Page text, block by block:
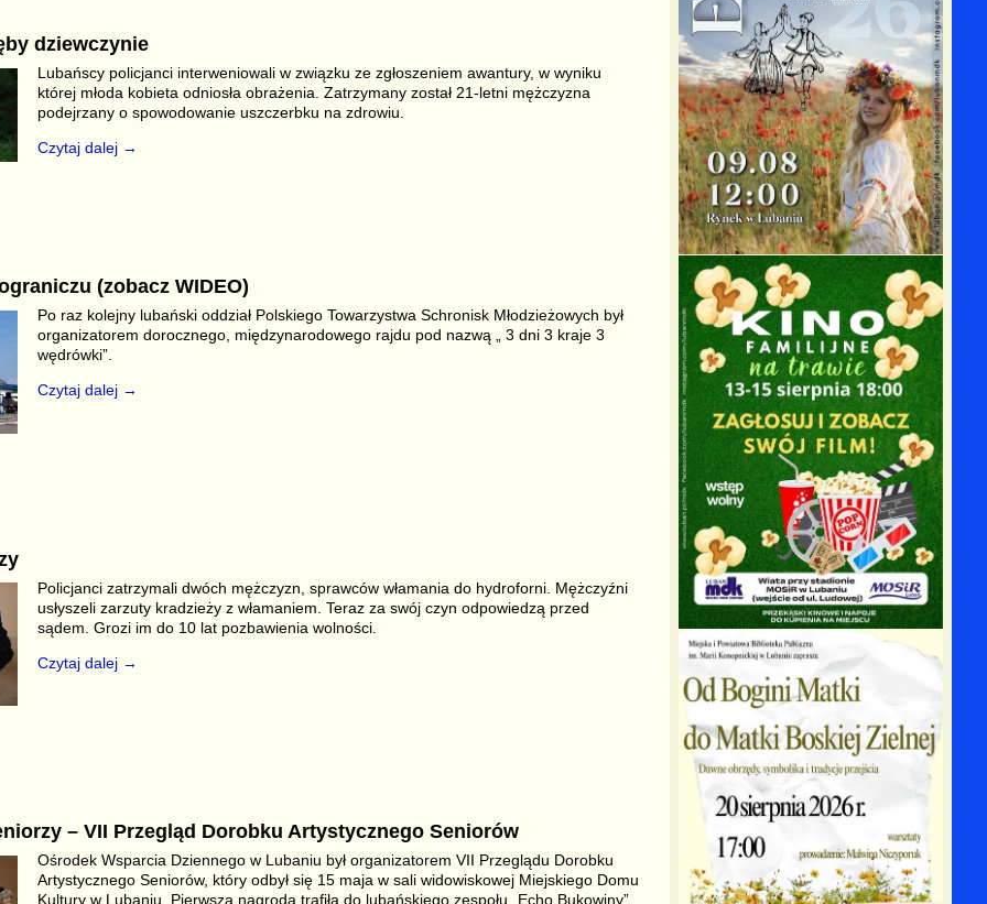
dziewczynie
Lubańscy policjanci interweniowali w związku ze zgłoszeniem awantury, w wyniku
której młoda kobieta odniosła obrażenia. Zatrzymany został 21-letni mężczyzna
podejrzany o spowodowanie uszczerbku na zdrowiu.
Czytaj dalej →
(zobacz WIDEO)
Po raz kolejny lubański oddział Polskiego Towarzystwa Schronisk Młodzieżowych był
organizatorem dorocznego, międzynarodowego rajdu pod nazwą „ 3 dni 3 kraje 3
wędrówki”.
Czytaj dalej →
Policjanci zatrzymali dwóch mężczyzn, sprawców włamania do hydroforni. Mężczyźni
usłyszeli zarzuty kradzieży z włamaniem. Teraz za swój czyn odpowiedzą przed
sądem. Grozi im do 10 lat pozbawienia wolności.
Czytaj dalej →
– VII Przegląd Dorobku Artystycznego Seniorów
Ośrodek Wsparcia Dziennego w Lubaniu był organizatorem VII Przeglądu Dorobku
Artystycznego Seniorów, który odbył się 15 maja w sali widowiskowej Miejskiego Domu
Kultury w Lubaniu. Pierwsza nagroda trafiła do lubańskiego zespołu „Echo Bukowiny”.